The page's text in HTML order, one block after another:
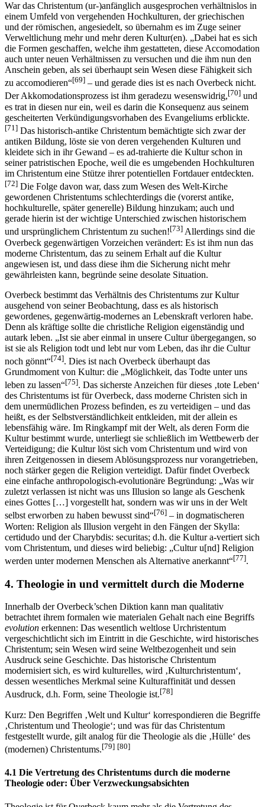
War das Christentum (ur-)anfänglich ausgesprochen verhältnislos in
einem Umfeld von vergehenden Hochkulturen, der griechischen
und der römischen, angesiedelt, so übernahm es im Zuge seiner
Verweltlichung mehr und mehr deren Kultur(en). „Dabei hat es sich
die Formen geschaffen, welche ihm gestatteten, diese Accomodation
auch unter neuen Verhältnissen zu versuchen und die ihm nun den
Anschein geben, als sei überhaupt sein Wesen diese Fähigkeit sich
zu accomodieren“[69] – und gerade dies ist es nach Overbeck nicht.
Der Akkomodationsprozess ist ihm geradezu wesenswidrig,[70] und
es trat in diesen nur ein, weil es darin die Konsequenz aus seinem
gescheiterten Verkündigungsvorhaben des Evangeliums erblickte.
[71] Das historisch-antike Christentum bemächtigte sich zwar der
antiken Bildung, löste sie von deren vergehenden Kulturen und
kleidete sich in ihr Gewand – es ad-trahierte die Kultur schon in
seiner patristischen Epoche, weil die es umgebenden Hochkulturen
im Christentum eine Stütze ihrer potentiellen Fortdauer entdeckten.
[72] Die Folge davon war, dass zum Wesen des Welt-Kirche
gewordenen Christentums schlechterdings die (vorerst antike,
hochkulturelle, später generelle) Bildung hinzukam; auch und
gerade hierin ist der wichtige Unterschied zwischen historischem
und ursprünglichem Christentum zu suchen![73] Allerdings sind die
Overbeck gegenwärtigen Vorzeichen verändert: Es ist ihm nun das
moderne Christentum, das zu seinem Erhalt auf die Kultur
angewiesen ist, und dass diese ihm die Sicherung nicht mehr
gewährleisten kann, begründe seine desolate Situation.
Overbeck bestimmt das Verhältnis des Christentums zur Kultur
ausgehend von seiner Beobachtung, dass es als historisch
gewordenes, gegenwärtig-modernes an Lebenskraft verloren habe.
Denn als kräftige sollte die christliche Religion eigenständig und
autark leben. „Ist sie aber einmal in unsere Cultur übergegangen, so
ist sie als Religion todt und lebt nur vom Leben, das ihr die Cultur
noch gönnt“[74]. Dies ist nach Overbeck überhaupt das
Grundmoment von Kultur: die „Möglichkeit, das Todte unter uns
leben zu lassen“[75]. Das sicherste Anzeichen für dieses ‚tote Leben‘
des Christentums ist für Overbeck, dass moderne Christen sich in
dem unermüdlichen Prozess befinden, es zu verteidigen – und das
heißt, es der Selbstverständlichkeit entkleiden, mit der allein es
lebensfähig wäre. Im Ringkampf mit der Welt, als deren Form die
Kultur bestimmt wurde, unterliegt sie schließlich im Wettbewerb der
Verteidigung; die Kultur löst sich vom Christentum und wird von
ihren Zeitgenossen in diesem Ablösungsprozess nur vorangetrieben,
noch stärker gegen die Religion verteidigt. Dafür findet Overbeck
eine einfache anthropologisch-evolutionäre Begründung: „Was wir
zuletzt verlassen ist nicht was uns Illusion so lange als Geschenk
eines Gottes […] vorgestellt hat, sondern was wir uns in der Welt
selbst erworben zu haben bewusst sind“[76] – in dogmatischeren
Worten: Religion als Illusion vergeht in den Fängen der Skylla:
certidudo und der Charybdis: securitas; d.h. die Kultur a-vertiert sich
vom Christentum, und dieses wird beliebig: „Cultur u[nd] Religion
werden unter modernen Menschen als Alternative anerkannt“[77].
4. Theologie in und vermittelt durch die Moderne
Innerhalb der Overbeck’schen Diktion kann man qualitativ
betrachtet ihrem formalen wie materialen Gehalt nach eine Begriffs
evolution erkennen: Das wesentlich weltlose Urchristentum
vergeschichtlicht sich im Eintritt in die Geschichte, wird historisches
Christentum; sein Wesen wird seine Weltbezogenheit und sein
Ausdruck seine Geschichte. Das historische Christentum
modernisiert sich, es wird kulturelles, wird ‚Kulturchristentum‘,
dessen wesentliches Merkmal seine Kulturaffinität und dessen
Ausdruck, d.h. Form, seine Theologie ist.[78]
Kurz: Den Begriffen ‚Welt und Kultur‘ korrespondieren die Begriffe
‚Christentum und Theologie‘; und was für das Christentum
festgestellt wurde, gilt analog für die Theologie als die ‚Hülle‘ des
(modernen) Christentums.[79] [80]
4.1 Die Vertretung des Christentums durch die moderne
Theologie oder: Über Verzweckungsabsichten